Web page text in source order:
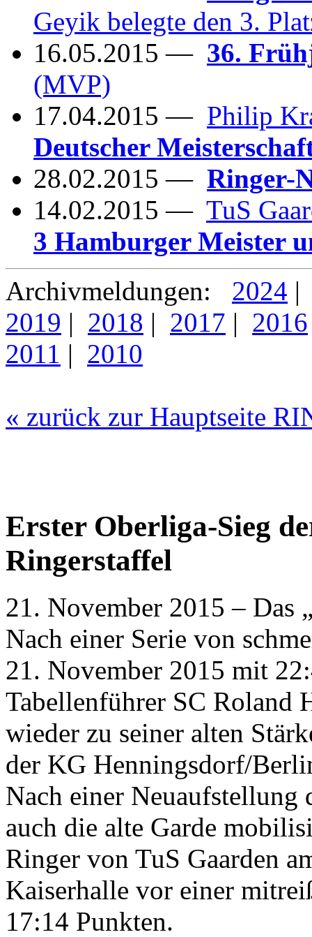
Geyik belegte den 3.
16.05.2015 — 36.
(MVP)
17.04.2015 — Philip
Deutscher
28.02.2015 — Ringer-
14.02.2015 — TuS
3 Hamburger Meister
Archivmeldungen: 2024
2019 | 2018 | 2017 | 2016
2011 | 2010
« zurück zur Hauptseite
Erster Oberliga-Sieg
Ringerstaffel
21. November 2015 – Das
Nach einer Serie von
21. November 2015 mit
Tabellenführer SC Roland
wieder zu seiner alten
der KG Henningsdorf/
Nach einer Neuaufstellung
auch die alte Garde
Ringer von TuS Gaarden
Kaiserhalle vor einer
17:14 Punkten.